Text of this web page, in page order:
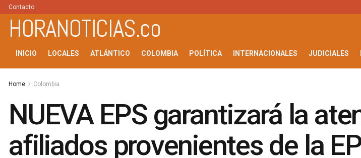
Contacto
HORANOTICIAS.co
INICIO LOCALES ATLÁNTICO COLOMBIA POLÍTICA INTERNACIONALES JUDICIALES
Home Colombia
NUEVA EPS garantizará la
afiliados provenientes de la